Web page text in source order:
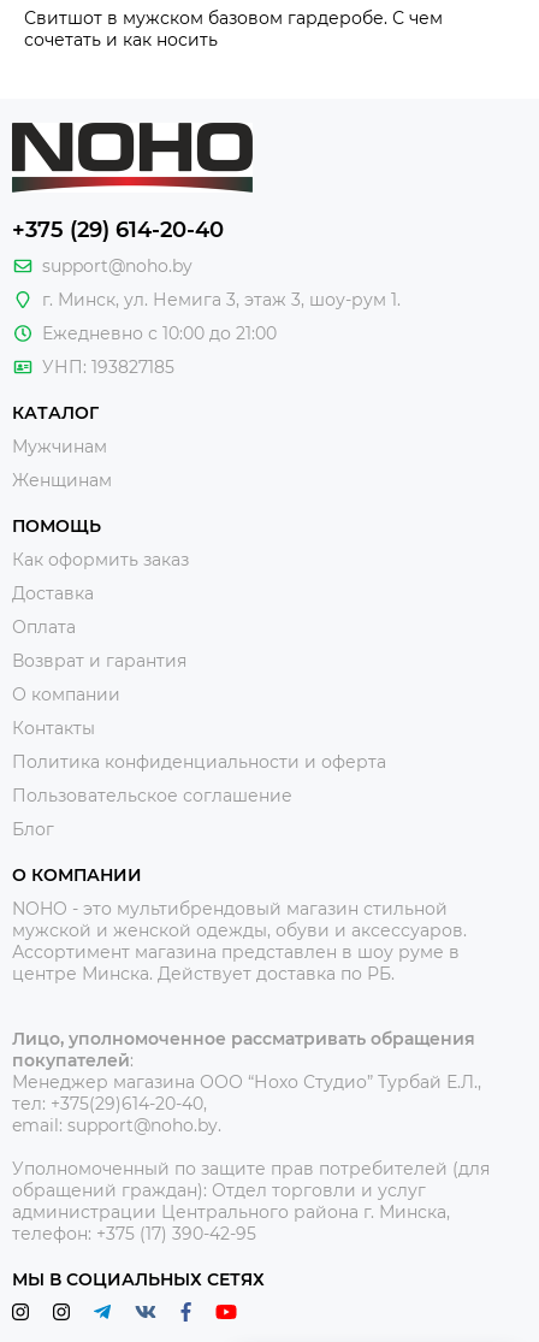
Свитшот в мужском базовом гардеробе. С чем
сочетать и как носить
+375 (29) 614-20-40
support@noho.by
г. Минск, ул. Немига 3, этаж 3, шоу-рум 1.
Ежедневно с 10:00 до 21:00
УНП: 193827185
КАТАЛОГ
Мужчинам
Женщинам
ПОМОЩЬ
Как оформить заказ
Доставка
Оплата
Возврат и гарантия
О компании
Контакты
Политика конфиденциальности и оферта
Пользовательское соглашение
Блог
О КОМПАНИИ
NOHO - это мультибрендовый магазин стильной
мужской и женской одежды, обуви и аксессуаров.
Ассортимент магазина представлен в шоу руме в
центре Минска. Действует доставка по РБ.
Лицо, уполномоченное рассматривать обращения
покупателей:
Менеджер магазина ООО “Нохо Студио” Турбай Е.Л.,
тел: +375(29)614-20-40,
email: support@noho.by.
Уполномоченный по защите прав потребителей (для
обращений граждан): Отдел торговли и услуг
администрации Центрального района г. Минска,
телефон: +375 (17) 390-42-95
МЫ В СОЦИАЛЬНЫХ СЕТЯХ